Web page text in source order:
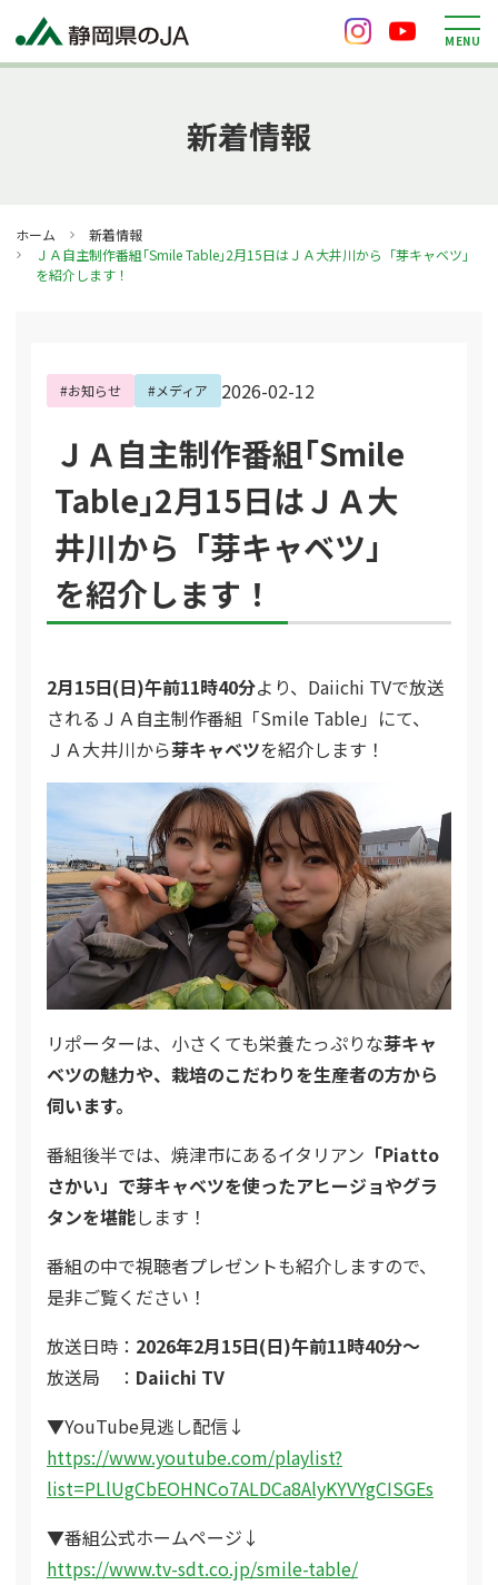
M ENU
新着情報
ホーム
新着情報
ＪＡ自主制作番組｢Smile Table｣2月15日はＪＡ大井川から「芽キャベツ」
を紹介します！
#お知らせ #メディア 2026-02-12
ＪＡ自主制作番組｢Smile
Table｣2月15日はＪＡ大
井川から「芽キャベツ」
を紹介します！
2月15日(日)午前11時40分より、Daiichi TVで放送
されるＪＡ自主制作番組「Smile Table」にて、
ＪＡ大井川から芽キャベツを紹介します！
リポーターは、小さくても栄養たっぷりな芽キャ
ベツの魅力や、栽培のこだわりを生産者の方から
伺います。
番組後半では、焼津市にあるイタリアン 「Piatto
さかい」で芽キャベツを使ったアヒージョやグラ
タンを堪能します！
番組の中で視聴者プレゼントも紹介しますので、
是非ご覧ください！
放送日時： 2026年2月15日(日)午前11時40分～
放送局 ： Daiichi TV
▼YouTube見逃し配信↓
https://www.youtube.com/playlist?
list=PLlUgCbEOHNCo7ALDCa8AlyKYVYgCISGEs
▼番組公式ホームページ↓
https://www.tv-sdt.co.jp/smile-table/